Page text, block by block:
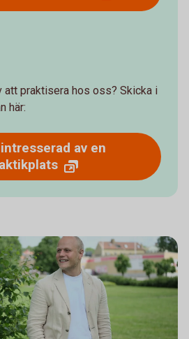
att praktisera hos oss? Skicka i
här:
av en